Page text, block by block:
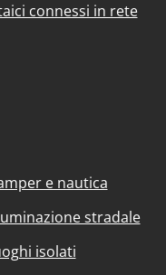
connessi in rete
e nautica
stradale
isolati